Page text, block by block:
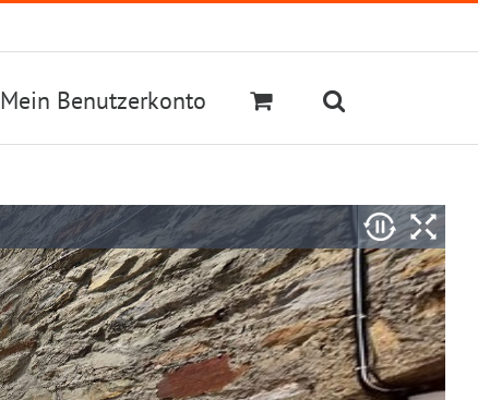
Mein Benutzerkonto